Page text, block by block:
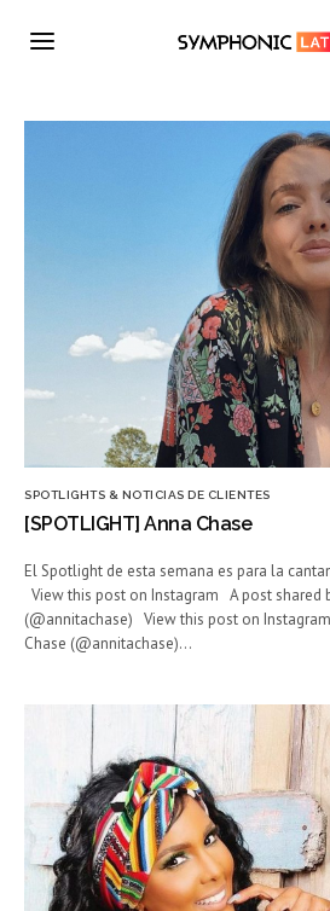
SPOTLIGHTS & NOTICIAS DE CLIENTES
[SPOTLIGHT] Anna Chase
El Spotlight de esta semana es para la
View this post on Instagram A post shared
(@annitachase) View this post on
Chase (@annitachase)…